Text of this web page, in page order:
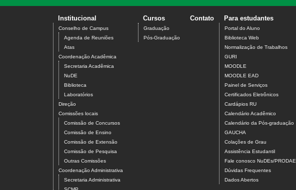
Institucional
Conselho de Campus
Agenda de Reuniões
Atas
Coordenação Acadêmica
Secretaria Acadêmica
NuDE
Biblioteca
Laboratórios
Direção
Comissões locais
Comissão de Concursos
Comissão de Ensino
Comissão de Extensão
Comissão de Pesquisa
Outras Comissões
Coordenação Administrativa
Secretaria Administrativa
Cursos
Graduação
Pós-Graduação
Contato Para estudantes
Portal do Aluno
Biblioteca Web
Normalização de Trabalhos
GURI
MOODLE
MOODLE EAD
Painel de Serviços
Certificados Eletrônicos
Cardápios RU
Calendário Acadêmico
Calendário da Pós-graduação
GAUCHA
Colações de Grau
Assistência Estudantil
Fale conosco NuDEs/PRODAE
Dúvidas Frequentes
Dados Abertos